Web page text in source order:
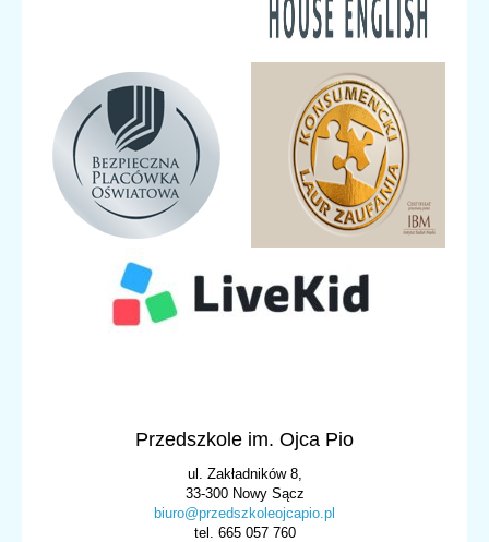
Przedszkole im. Ojca Pio
ul. Zakładników 8,
33-300 Nowy Sącz
biuro@przedszkoleojcapio.pl
tel. 665 057 760